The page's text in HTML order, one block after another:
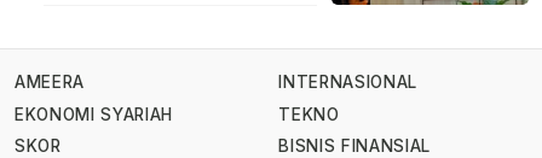
AMEERA
EKONOMI SYARIAH
SKOR
INTERNASIONAL
TEKNO
BISNIS FINANSIAL